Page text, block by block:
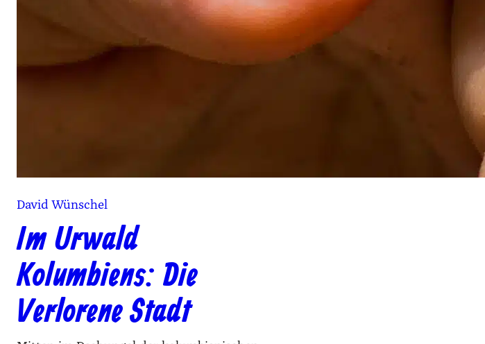
David Wünschel
Im Urwald
Kolumbiens: Die
Verlorene Stadt